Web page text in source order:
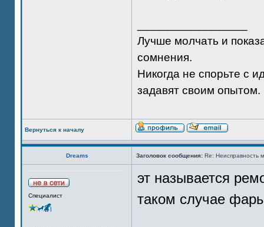
Лучше молчать и
сомнения.
Никогда не спорьте с
задавят своим опытом.
Вернуться к началу
Dreams Заголовок сообщения: Re: Неисправность
Специалист
эт называется
таком случае